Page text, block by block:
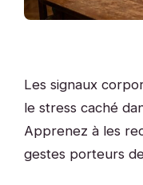
Les signaux
le stress caché
Apprenez à les
gestes porteurs